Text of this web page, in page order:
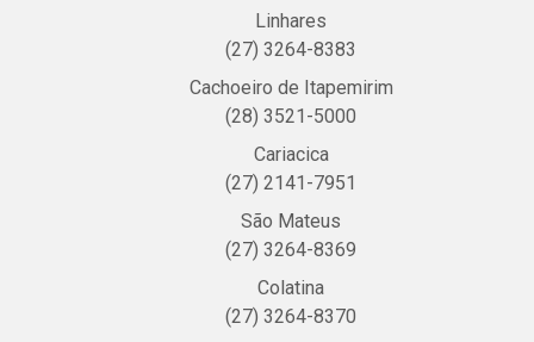
Linhares
(27) 3264-8383
Cachoeiro de Itapemirim
(28) 3521-5000
Cariacica
(27) 2141-7951
São Mateus
(27) 3264-8369
Colatina
(27) 3264-8370